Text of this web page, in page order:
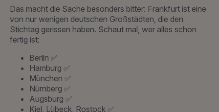
Das macht die Sache besonders bitter: Frankfurt ist eine
von nur wenigen deutschen Großstädten, die den
Stichtag gerissen haben. Schaut mal, wer alles schon
fertig ist:
Berlin ✅
Hamburg ✅
München ✅
Nürnberg ✅
Augsburg ✅
Kiel, Lübeck, Rostock ✅